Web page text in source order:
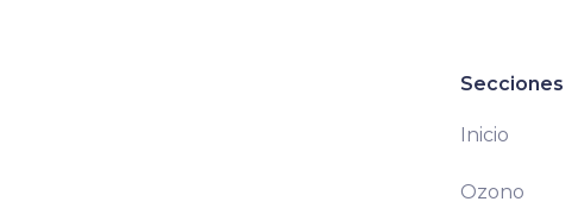
Secciones
Inicio
Ozono